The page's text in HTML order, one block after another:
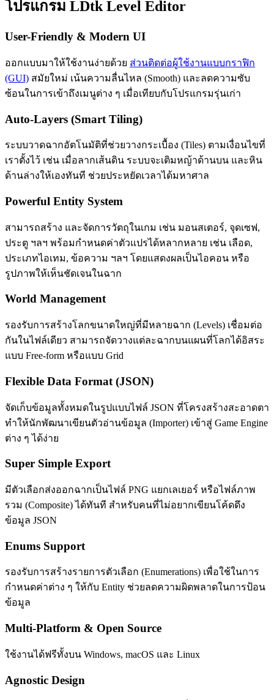
โปรแกรม LDtk Level Editor
User-Friendly & Modern UI
ออกแบบมาให้ใช้งานง่ายด้วย ส่วนติดต่อผู้ใช้งานแบบกราฟิก
(GUI) สมัยใหม่ เน้นความลื่นไหล (Smooth) และลดความซับ
ซ้อนในการเข้าถึงเมนูต่าง ๆ เมื่อเทียบกับโปรแกรมรุ่นเก่า
Auto-Layers (Smart Tiling)
ระบบวาดฉากอัตโนมัติที่ช่วยวางกระเบื้อง (Tiles) ตามเงื่อนไขที่
เราตั้งไว้ เช่น เมื่อลากเส้นดิน ระบบจะเติมหญ้าด้านบน และหิน
ด้านล่างให้เองทันที ช่วยประหยัดเวลาได้มหาศาล
Powerful Entity System
สามารถสร้าง และจัดการวัตถุในเกม เช่น มอนสเตอร์, จุดเซฟ,
ประตู ฯลฯ พร้อมกำหนดค่าตัวแปรได้หลากหลาย เช่น เลือด,
ประเภทไอเทม, ข้อความ ฯลฯ โดยแสดงผลเป็นไอคอน หรือ
รูปภาพให้เห็นชัดเจนในฉาก
World Management
รองรับการสร้างโลกขนาดใหญ่ที่มีหลายฉาก (Levels) เชื่อมต่อ
กันในไฟล์เดียว สามารถจัดวางแต่ละฉากบนแผนที่โลกได้อิสระ
แบบ Free-form หรือแบบ Grid
Flexible Data Format (JSON)
จัดเก็บข้อมูลทั้งหมดในรูปแบบไฟล์ JSON ที่โครงสร้างสะอาดตา
ทำให้นักพัฒนาเขียนตัวอ่านข้อมูล (Importer) เข้าสู่ Game Engine
ต่าง ๆ ได้ง่าย
Super Simple Export
มีตัวเลือกส่งออกฉากเป็นไฟล์ PNG แยกเลเยอร์ หรือไฟล์ภาพ
รวม (Composite) ได้ทันที สำหรับคนที่ไม่อยากเขียนโค้ดดึง
ข้อมูล JSON
Enums Support
รองรับการสร้างรายการตัวเลือก (Enumerations) เพื่อใช้ในการ
กำหนดค่าต่าง ๆ ให้กับ Entity ช่วยลดความผิดพลาดในการป้อน
ข้อมูล
Multi-Platform & Open Source
ใช้งานได้ฟรีทั้งบน Windows, macOS และ Linux
Agnostic Design